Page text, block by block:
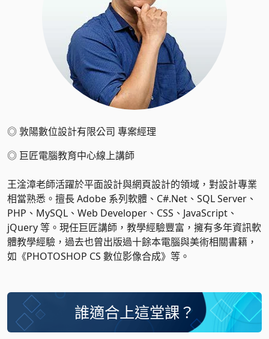
◎敦陽數位設計有限公司 專案經理
◎ 巨匠電腦教育中心線上講師
王淦漳老師活躍於平面設計與網頁設計的領域，對設計專業
相當熟悉。擅長 Adobe 系列軟體、C#.Net、SQL Server、
PHP、MySQL、Web Developer、CSS、JavaScript、
jQuery 等。現任巨匠講師，教學經驗豐富，擁有多年資訊軟
體教學經驗，過去也曾出版過十餘本電腦與美術相關書籍，
如《PHOTOSHOP CS 數位影像合成》等。
誰適合上這堂課？